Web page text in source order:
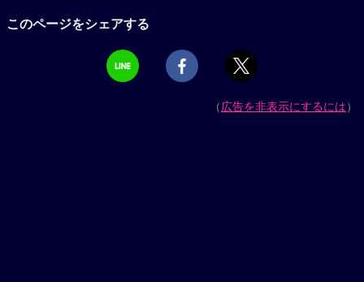
このページをシェアする
（広告を非表示にするには）